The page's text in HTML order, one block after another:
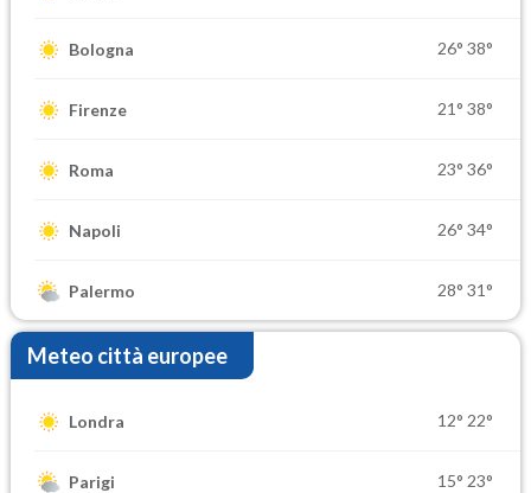
Bologna 26° 38°
Firenze 21° 38°
Roma 23° 36°
Napoli 26° 34°
Palermo 28° 31°
Meteo città europee
Londra 12° 22°
Parigi 15° 23°